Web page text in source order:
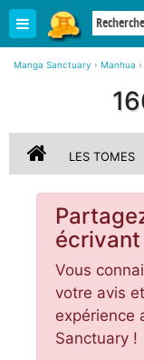
Manga Sanctuary › Manhua ›
LES TOMES
Vous
votre avis
expérience
Sanctuary !